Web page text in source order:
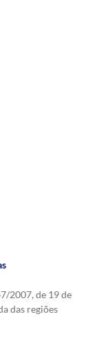
2007, de 19 de
das regiões